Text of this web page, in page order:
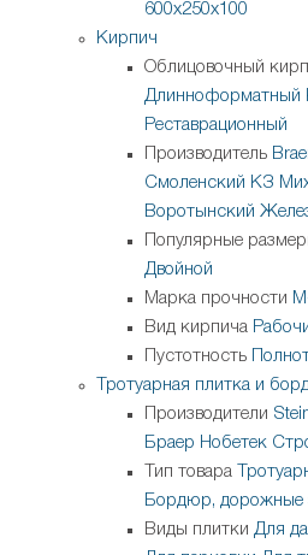
600х250х100
Кирпич
Облицовочный
Длинноформатный
Реставрационный
Производитель
Смоленский КЗ
Воротынский
Популярные
Двойной
Марка прочности
Вид кирпича
Пустотность
Тротуарная плитка и
Производители
Браер Нобетек
Тип товара
Бордюр, дорожные
Виды плитки Для